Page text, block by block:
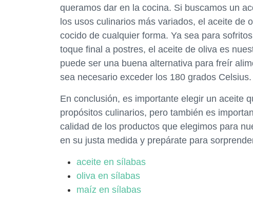
queramos dar en la cocina. Si buscamos un
los usos culinarios más variados, el aceite de
cocido de cualquier forma. Ya sea para
toque final a postres, el aceite de oliva es
puede ser una buena alternativa para freír
sea necesario exceder los 180 grados Celsius.
En conclusión, es importante elegir un aceite
propósitos culinarios, pero también es
calidad de los productos que elegimos para
en su justa medida y prepárate para
aceite en sílabas
oliva en sílabas
maíz en sílabas